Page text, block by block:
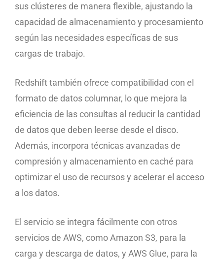
sus clústeres de manera flexible, ajustando la
capacidad de almacenamiento y procesamiento
según las necesidades específicas de sus
cargas de trabajo.
Redshift también ofrece compatibilidad con el
formato de datos columnar, lo que mejora la
eficiencia de las consultas al reducir la cantidad
de datos que deben leerse desde el disco.
Además, incorpora técnicas avanzadas de
compresión y almacenamiento en caché para
optimizar el uso de recursos y acelerar el acceso
a los datos.
El servicio se integra fácilmente con otros
servicios de AWS, como Amazon S3, para la
carga y descarga de datos, y AWS Glue, para la